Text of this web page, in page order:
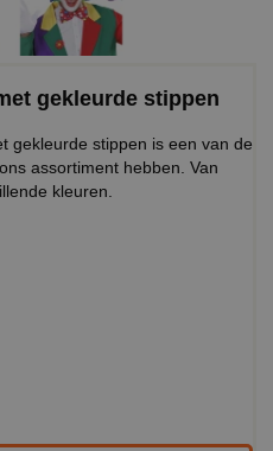
gekleurde stippen
gekleurde stippen is een van de
assortiment hebben. Van
kleuren.